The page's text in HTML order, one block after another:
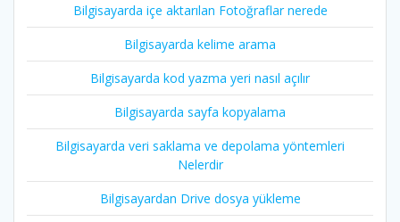
Bilgisayarda içe aktarılan Fotoğraflar nerede
Bilgisayarda kelime arama
Bilgisayarda kod yazma yeri nasıl açılır
Bilgisayarda sayfa kopyalama
Bilgisayarda veri saklama ve depolama yöntemleri
Nelerdir
Bilgisayardan Drive dosya yükleme